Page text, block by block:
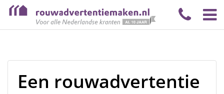
Een rouwadvertentie